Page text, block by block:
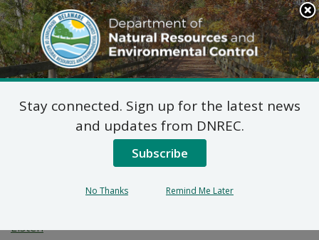
Search
This
Site
DNREC Menu
Plan Final de Acción
Correctiva para Parcela
A (DE-1769)
Listen
Stay connected. Sign up for the latest news
and updates from DNREC.
Subscribe
No Thanks Remind Me Later